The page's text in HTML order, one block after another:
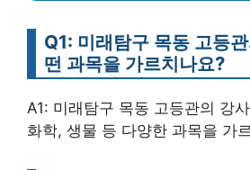
Q1: 미래탐구 목동 고등
떤 과목을 가르치나요?
A1: 미래탐구 목동 고등관의 강
화학, 생물 등 다양한 과목을 가